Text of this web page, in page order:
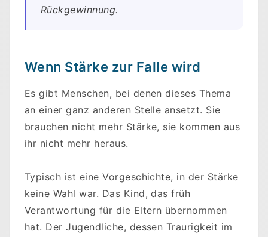
Rückgewinnung.
Wenn Stärke zur Falle wird
Es gibt Menschen, bei denen dieses Thema
an einer ganz anderen Stelle ansetzt. Sie
brauchen nicht mehr Stärke, sie kommen aus
ihr nicht mehr heraus.
Typisch ist eine Vorgeschichte, in der Stärke
keine Wahl war. Das Kind, das früh
Verantwortung für die Eltern übernommen
hat. Der Jugendliche, dessen Traurigkeit im